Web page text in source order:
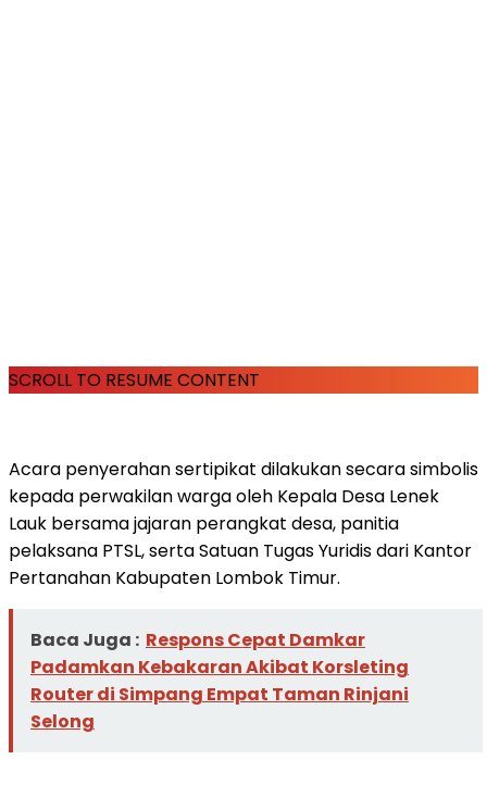
SCROLL TO RESUME CONTENT
Acara penyerahan sertipikat dilakukan secara simbolis
kepada perwakilan warga oleh Kepala Desa Lenek
Lauk bersama jajaran perangkat desa, panitia
pelaksana PTSL, serta Satuan Tugas Yuridis dari Kantor
Pertanahan Kabupaten Lombok Timur.
Baca Juga : Respons Cepat Damkar
Padamkan Kebakaran Akibat Korsleting
Router di Simpang Empat Taman Rinjani
Selong